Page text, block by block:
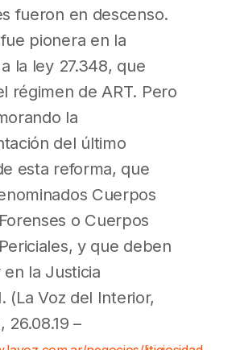
fueron en descenso.
pionera en la
la ley 27.348, que
régimen de ART. Pero
la
del último
esta reforma, que
Cuerpos
o Cuerpos
y que deben
la Justicia
(La Voz del Interior,
26.08.19 –